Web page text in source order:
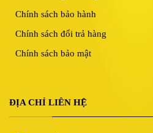
Chính sách bảo hành
Chính sách đổi trả hàng
Chính sách bảo mật
ĐỊA CHỈ LIÊN HỆ